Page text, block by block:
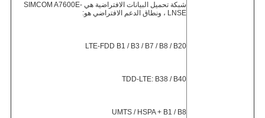
شبكة تحميل البيانات الافتراضية هي SIMCOM A7600E-
LNSE ، ونطاق الدعم الافتراضي هو:
LTE-FDD B1 / B3 / B7 / B8 / B20
TDD-LTE: B38 / B40
UMTS / HSPA + B1 / B8